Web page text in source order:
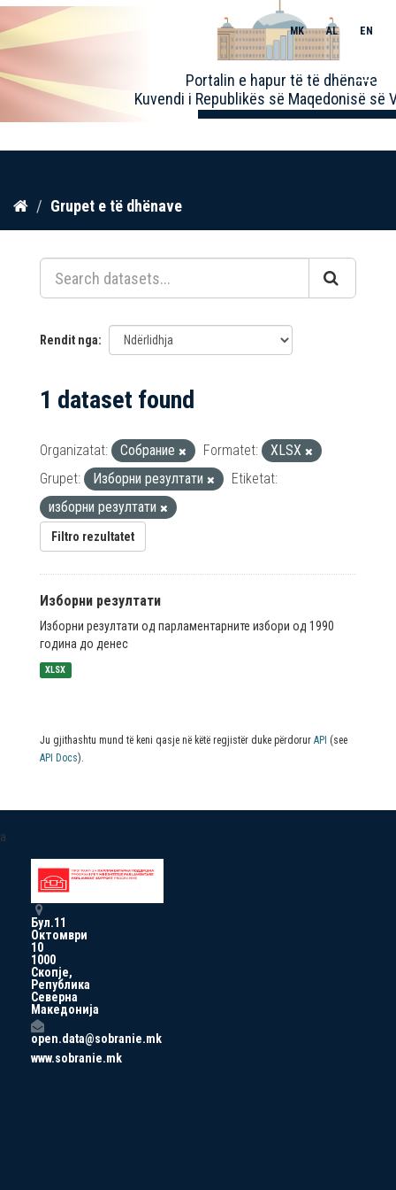
Kalo
përmbajtja
Portalin e hapur të të dhënave
Kuvendi i Republikës së Maqedonisë së
MK AL EN
Toggle
Grupet e të dhënave
Rendit nga
1 dataset found
Organizatat: Собрание Formatet:
XLSX
Grupet:
Изборни резултати
Etiketat:
изборни резултати
Filtro rezultatet
Изборни резултати
Изборни резултати од парламентарните избори од 1990
година до денес
XLSX
Ju gjithashtu mund të keni qasje në këtë regjistër duke përdorur API (see
API Docs).
a
Бул.11
Октомври
10
1000
Скопје,
Република
Северна
Македонија
open.data@sobranie.mk
www.sobranie.mk